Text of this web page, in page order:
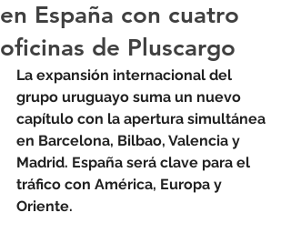
en España con cuatro
oficinas de Pluscargo
La expansión internacional del
grupo uruguayo suma un nuevo
capítulo con la apertura simultánea
en Barcelona, Bilbao, Valencia y
Madrid. España será clave para el
tráfico con América, Europa y
Oriente.